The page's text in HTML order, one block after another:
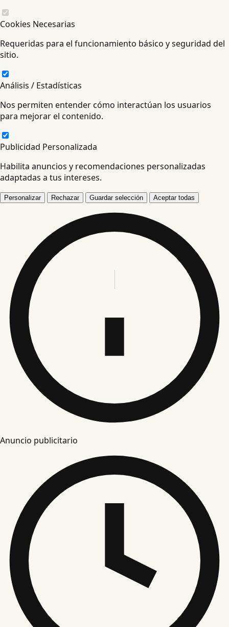
Cookies Necesarias
Requeridas para el funcionamiento básico y seguridad del
sitio.
Análisis / Estadísticas
Nos permiten entender cómo interactúan los usuarios
para mejorar el contenido.
Publicidad Personalizada
Habilita anuncios y recomendaciones personalizadas
adaptadas a tus intereses.
Personalizar Rechazar Guardar selección Aceptar todas
Anuncio publicitario